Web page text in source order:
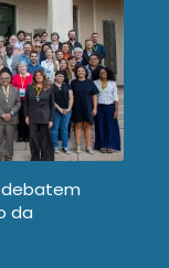
debatem
da